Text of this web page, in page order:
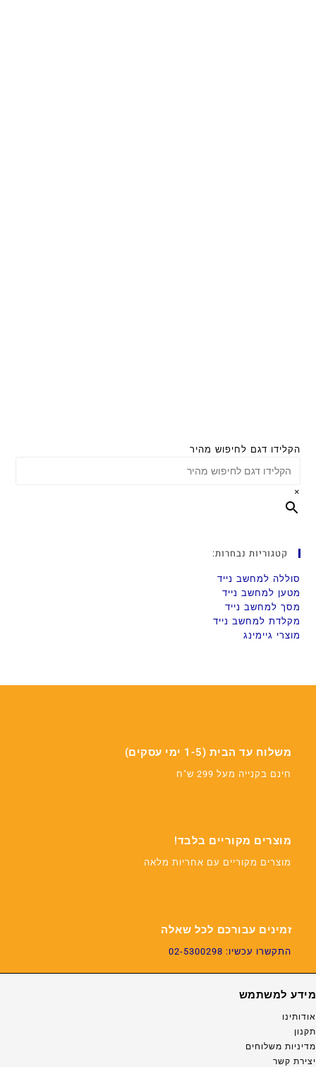
הקלידו דגם לחיפוש מהיר
×
קטגוריות נבחרות:
סוללה למחשב נייד
מטען למחשב נייד
מסך למחשב נייד
מקלדת למחשב נייד
מוצרי גיימינג
משלוח עד הבית (1-5 ימי עסקים)
חינם בקנייה מעל 299 ש"ח
מוצרים מקוריים בלבד!
מוצרים מקוריים עם אחריות מלאה
זמינים עבורכם לכל שאלה
התקשרו עכשיו: 02-5300298
מידע למשתמש
אודותינו
תקנון
מדיניות משלוחים
יצירת קשר